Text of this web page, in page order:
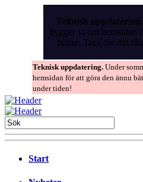
Teknisk uppdatering.
bygger vi om hemsidan
bättre. Tack för ditt
Teknisk uppdatering. Under
hemsidan för att göra den ännu
under tiden!
Start